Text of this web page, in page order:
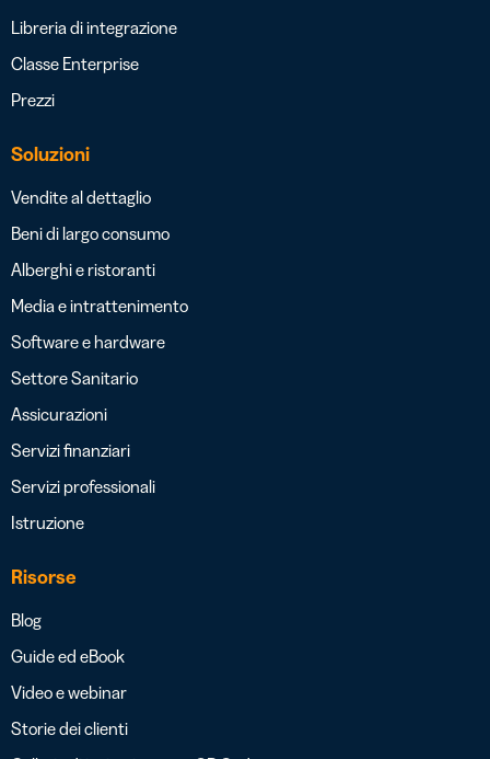
Libreria di integrazione
Classe Enterprise
Prezzi
Soluzioni
Vendite al dettaglio
Beni di largo consumo
Alberghi e ristoranti
Media e intrattenimento
Software e hardware
Settore Sanitario
Assicurazioni
Servizi finanziari
Servizi professionali
Istruzione
Risorse
Blog
Guide ed eBook
Video e webinar
Storie dei clienti